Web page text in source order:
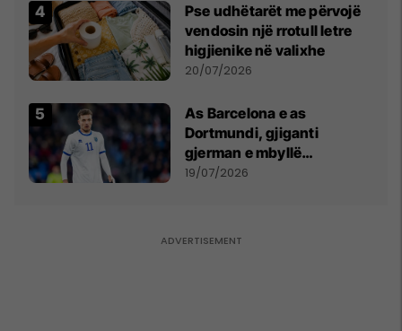
Pse udhëtarët me përvojë
vendosin një rrotull letre
higjienike në valixhe
20/07/2026
As Barcelona e as
Dortmundi, gjiganti
gjerman e mbyllë
marrëveshjen për Fisnik
19/07/2026